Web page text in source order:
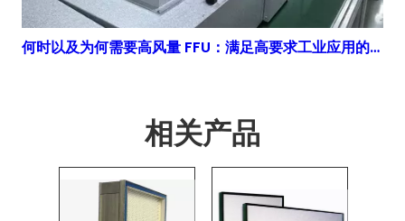
何时以及为何需要高风量 FFU：满足高要求工业应用的高速 解决方案
相关产品